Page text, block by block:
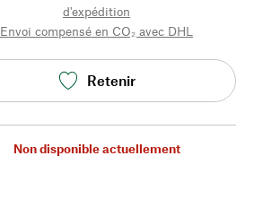
d'expédition
Envoi compensé en CO₂ avec DHL
Retenir
Non disponible actuellement